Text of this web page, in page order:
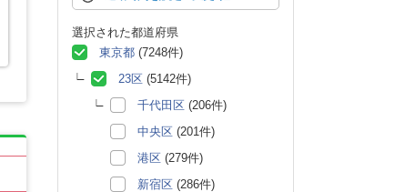
選択された都道府県
東京都 (7248件)
23区 (5142件)
千代田区 (206件)
中央区 (201件)
港区 (279件)
新宿区 (286件)